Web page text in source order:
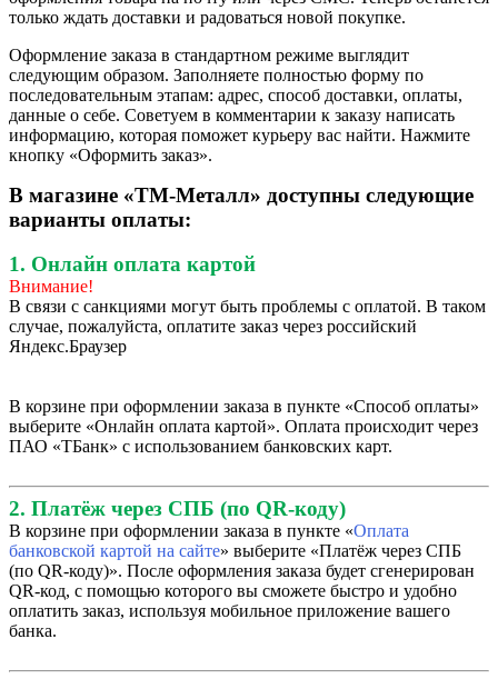
только ждать доставки и радоваться новой покупке.
Оформление заказа в стандартном режиме выглядит
следующим образом. Заполняете полностью форму по
последовательным этапам: адрес, способ доставки, оплаты,
данные о себе. Советуем в комментарии к заказу написать
информацию, которая поможет курьеру вас найти. Нажмите
кнопку «Оформить заказ».
В магазине «ТМ-Металл» доступны следующие
варианты оплаты:
1. Онлайн оплата картой
Внимание!
В связи с санкциями могут быть проблемы с оплатой. В таком
случае, пожалуйста, оплатите заказ через российский
Яндекс.Браузер
В корзине при оформлении заказа в пункте «Способ оплаты»
выберите «Онлайн оплата картой». Оплата происходит через
ПАО «ТБанк» с использованием банковских карт.
2. Платёж через СПБ (по QR-коду)
В корзине при оформлении заказа в пункте «Оплата
банковской картой на сайте» выберите «Платёж через СПБ
(по QR-коду)». После оформления заказа будет сгенерирован
QR-код, с помощью которого вы сможете быстро и удобно
оплатить заказ, используя мобильное приложение вашего
банка.